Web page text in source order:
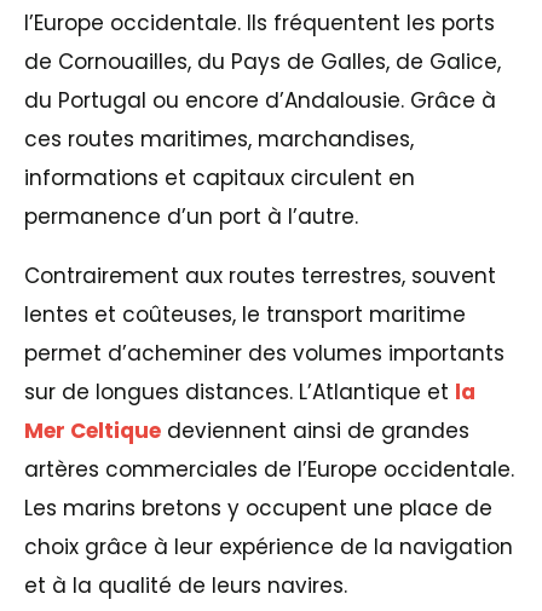
l’Europe occidentale. Ils fréquentent les ports
de Cornouailles, du Pays de Galles, de Galice,
du Portugal ou encore d’Andalousie. Grâce à
ces routes maritimes, marchandises,
informations et capitaux circulent en
permanence d’un port à l’autre.
Contrairement aux routes terrestres, souvent
lentes et coûteuses, le transport maritime
permet d’acheminer des volumes importants
sur de longues distances. L’Atlantique et la
Mer Celtique deviennent ainsi de grandes
artères commerciales de l’Europe occidentale.
Les marins bretons y occupent une place de
choix grâce à leur expérience de la navigation
et à la qualité de leurs navires.